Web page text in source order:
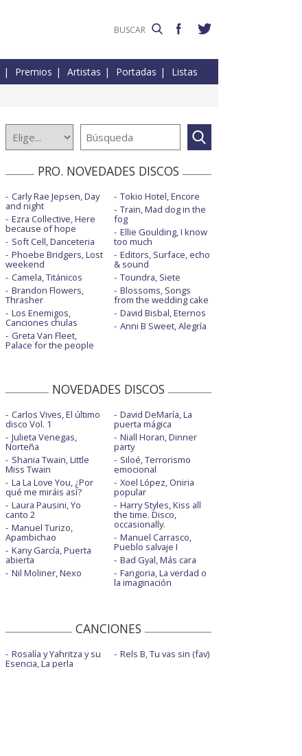
Premios Artistas Portadas Listas
PRO. NOVEDADES DISCOS
Carly Rae Jepsen, Day
and night
Ezra Collective, Here
because of hope
Soft Cell, Danceteria
Phoebe Bridgers, Lost
weekend
Camela, Titánicos
Brandon Flowers,
Thrasher
Los Enemigos,
Canciones chulas
Greta Van Fleet,
Palace for the people
Tokio Hotel, Encore
Train, Mad dog in the
fog
Ellie Goulding, I know
too much
Editors, Surface, echo
& sound
Toundra, Siete
Blossoms, Songs
from the wedding cake
David Bisbal, Eternos
Anni B Sweet, Alegría
NOVEDADES DISCOS
Carlos Vives, El último
disco Vol. 1
Julieta Venegas,
Norteña
Shania Twain, Little
Miss Twain
La La Love You, ¿Por
qué me miráis así?
Laura Pausini, Yo
canto 2
Manuel Turizo,
Apambichao
Kany García, Puerta
abierta
Nil Moliner, Nexo
David DeMaría, La
puerta mágica
Niall Horan, Dinner
party
Siloé, Terrorismo
emocional
Xoel López, Oniria
popular
Harry Styles, Kiss all
the time. Disco,
occasionally.
Manuel Carrasco,
Pueblo salvaje I
Bad Gyal, Más cara
Fangoria, La verdad o
la imaginación
CANCIONES
Rosalía y Yahritza y su
Esencia, La perla
Rels B, Tu vas sin (fav)